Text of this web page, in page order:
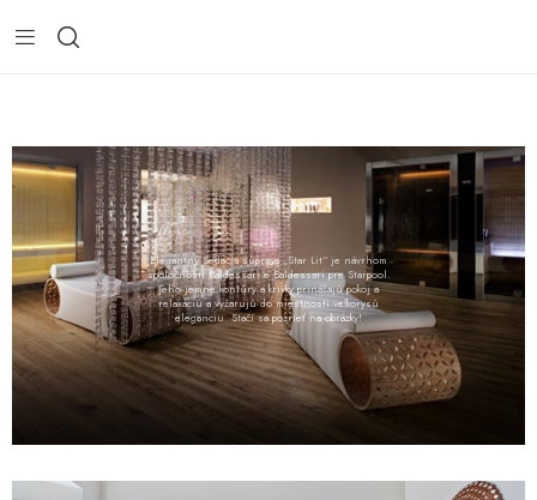
Elegantný Sedacia súprava „Star Lit“ je návrhom
spoločnosti Baldessari e Baldessari pre Starpool.
Jeho jemné kontúry a krivky prinášajú pokoj a
relaxáciu a vyžarujú do miestnosti veľkorysú
eleganciu. Stačí sa pozrieť na obrázky!